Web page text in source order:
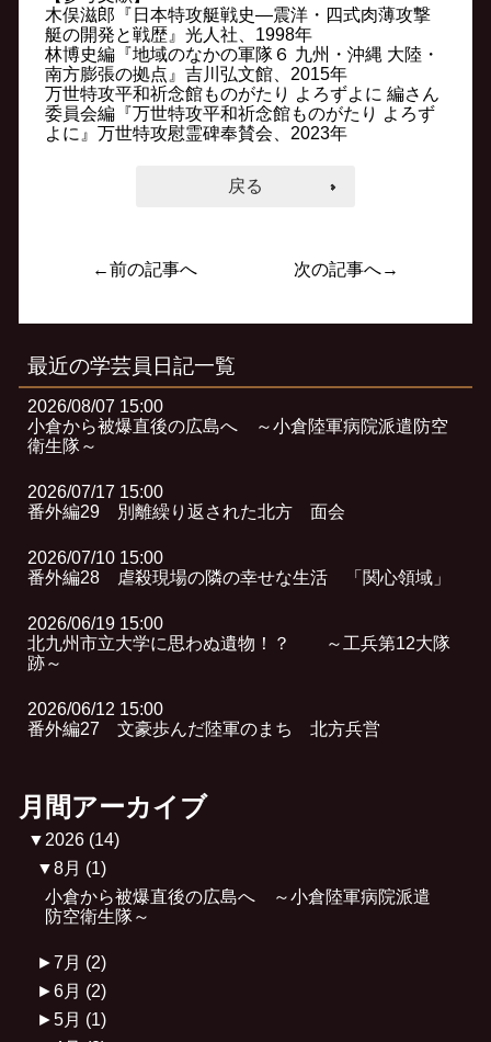
木俣滋郎『日本特攻艇戦史―震洋・四式肉薄攻撃
艇の開発と戦歴』光人社、1998年
林博史編『地域のなかの軍隊６ 九州・沖縄 大陸・
南方膨張の拠点』吉川弘文館、2015年
万世特攻平和祈念館ものがたり よろずよに 編さん
委員会編『万世特攻平和祈念館ものがたり よろず
よに』万世特攻慰霊碑奉賛会、2023年
戻る
←前の記事へ 次の記事へ→
最近の学芸員日記一覧
2026/08/07 15:00
小倉から被爆直後の広島へ ～小倉陸軍病院派遣防空
衛生隊～
2026/07/17 15:00
番外編29 別離繰り返された北方 面会
2026/07/10 15:00
番外編28 虐殺現場の隣の幸せな生活 「関心領域」
2026/06/19 15:00
北九州市立大学に思わぬ遺物！？ ～工兵第12大隊
跡～
2026/06/12 15:00
番外編27 文豪歩んだ陸軍のまち 北方兵営
月間アーカイブ
▼ 2026 (14)
▼8月 (1)
小倉から被爆直後の広島へ ～小倉陸軍病院派遣
防空衛生隊～
►7月 (2)
►6月 (2)
►5月 (1)